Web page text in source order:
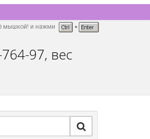
мышкой! и нажми
97, вес